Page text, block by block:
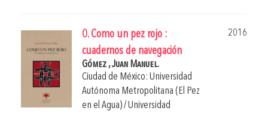
0. Como un pez rojo :
cuadernos de navegación
2016
Gómez , Juan Manuel.
Ciudad de México: Universidad
Autónoma Metropolitana (El Pez
en el Agua) / Universidad